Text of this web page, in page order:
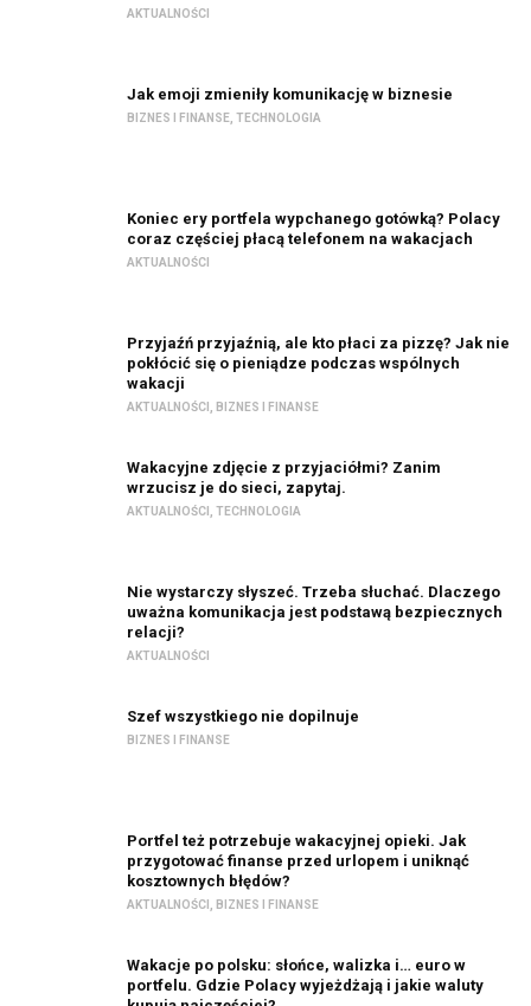
AKTUALNOŚCI
Jak emoji zmieniły komunikację w biznesie
BIZNES I FINANSE TECHNOLOGIA
Koniec ery portfela wypchanego gotówką? Polacy
coraz częściej płacą telefonem na wakacjach
AKTUALNOŚCI
Przyjaźń przyjaźnią, ale kto płaci za pizzę? Jak nie
pokłócić się o pieniądze podczas wspólnych
wakacji
AKTUALNOŚCI BIZNES I FINANSE
Wakacyjne zdjęcie z przyjaciółmi? Zanim
wrzucisz je do sieci, zapytaj.
AKTUALNOŚCI TECHNOLOGIA
Nie wystarczy słyszeć. Trzeba słuchać. Dlaczego
uważna komunikacja jest podstawą bezpiecznych
relacji?
AKTUALNOŚCI
Szef wszystkiego nie dopilnuje
BIZNES I FINANSE
Portfel też potrzebuje wakacyjnej opieki. Jak
przygotować finanse przed urlopem i uniknąć
kosztownych błędów?
AKTUALNOŚCI BIZNES I FINANSE
portfelu. Gdzie Polacy wyjeżdżają i jakie waluty
kupują najczęściej?